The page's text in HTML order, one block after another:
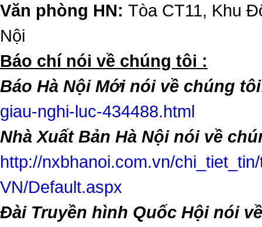
Văn phòng HN: Tòa CT11, Khu
Nội
​Báo chí nói về chúng tôi :
Báo Hà Nội Mới nói về chúng
giau-nghi-luc-434488.html
Nhà Xuất Bản Hà Nội nói về
http://nxbhanoi.com.vn/
VN/Default.aspx
Đài Truyền hình Quốc Hội nói